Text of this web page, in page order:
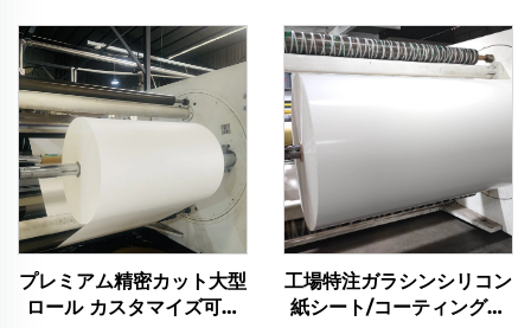
スタムステッカー シリコ
ンコート紙離型紙
フトライナーペーパー
PEKリリース紙 ステッカ
ー用途
プレミアム精密カット大型
ロール カスタマイズ可能
工場特注ガラシンシリコン
紙シート/コーティングア